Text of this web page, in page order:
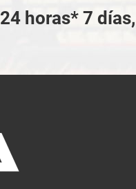
24 horas* 7